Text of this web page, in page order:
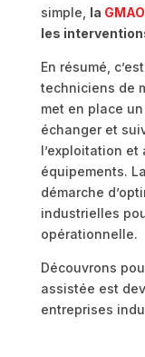
simple, la GMAO
les
En résumé,
techniciens de
met en place
échanger et
l’exploitation et
équipements.
démarche
industrielles
opérationnelle.
Découvrons
assistée est
entreprises